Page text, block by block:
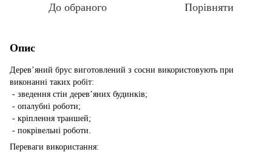
До обраного Порівняти
Опис
Дерев’яний брус виготовлений з сосни використовують при
виконанні таких робіт:
- зведення стін дерев’яних будинків;
- опалубні роботи;
- кріплення траншей;
- покрівельні роботи.
Переваги використання: